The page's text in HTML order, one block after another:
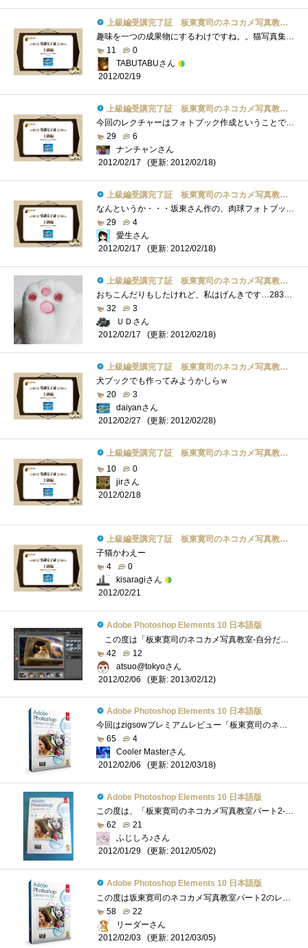
上級編受講完了証 板東寛司のネコカメ写真教室パート2
趣味を一つの成果物にするわけですね。。猫写真集。猫好きにはたまりません。
11
0
TABUTABUさん
2012/02/19
上級編受講完了証 板東寛司のネコカメ写真教室パート2
今回のレクチャーはフォトブック作成ということでためにはなったが､は長過ぎ(^^ゞ
29
6
ナンチャンさん
2012/02/17
(更新: 2012/02/18)
上級編受講完了証 板東寛司のネコカメ写真教室パート2
なんというか・・・坂東さん作の、肉球フォトブックが欲しい！
29
4
愛生さん
2012/02/17
(更新: 2012/02/18)
上級編受講完了証 板東寛司のネコカメ写真教室パート2
おちこんだりもしたけれど、私はげんきです…283個目。
32
3
ＵＤさん
2012/02/17
(更新: 2012/02/18)
上級編受講完了証 板東寛司のネコカメ写真教室パート2
犬ブックでも作ってみようかしらｗ
20
3
daiyanさん
2012/02/27
(更新: 2012/02/28)
上級編受講完了証 板東寛司のネコカメ写真教室パート2
10
0
jirさん
2012/02/18
上級編受講完了証 板東寛司のネコカメ写真教室パート2
子猫かわえー
4
0
kisaragiさん
2012/02/21
Adobe Photoshop Elements 10 日本語版
この度は「板東寛司のネコカメ写真教室-自分だけの写真集制作編」に選出いただきありがとうございます。 こちらでは、AdobePhotoshopElements10の�...
42
12
atsuo@tokyoさん
2012/02/06
(更新: 2013/02/12)
Adobe Photoshop Elements 10 日本語版
今回はzigsowプレミアムレビュー「板東寛司のネコカメ写真教室-自分だけの写真集制作編」のレビュアーに選出して頂き、マウスコンピューター「M...
65
4
Cooler Masterさん
2012/02/06
(更新: 2012/03/18)
Adobe Photoshop Elements 10 日本語版
この度は、「板東寛司のネコカメ写真教室パート2-自分だけの写真集制作編」のレビュアーに選出いただき、zigsow様及びインテル株式会社様、株式...
62
21
ふじしろ♪さん
2012/01/29
(更新: 2012/05/02)
Adobe Photoshop Elements 10 日本語版
この度は坂東寛司のネコカメ写真教室パート2のレビュアーに選出いただきzigsow様及びインテル株式会社様ほか関係各社様に厚く御礼申し上げます�...
58
22
リーダーさん
2012/02/03
(更新: 2012/03/05)